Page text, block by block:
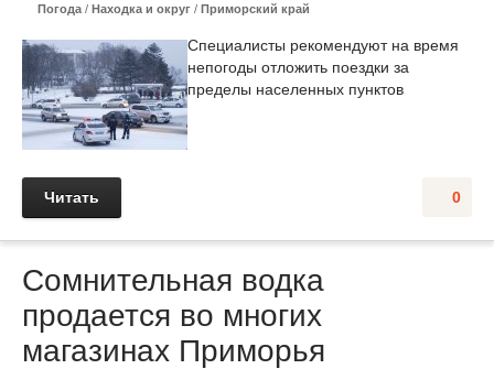
Погода / Находка и округ / Приморский край
Специалисты рекомендуют на время
непогоды отложить поездки за
пределы населенных пунктов
0
Читать
Сомнительная водка
продается во многих
магазинах Приморья